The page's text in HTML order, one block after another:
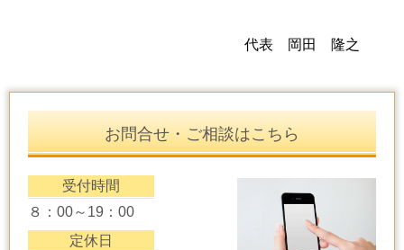
代表 岡田 隆之
お問合せ・ご相談はこちら
受付時間
８：00～19：00
定休日